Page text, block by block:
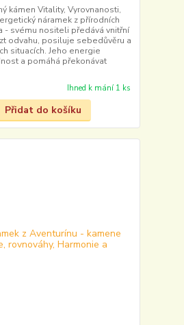
kámen Vitality, Vyrovnanosti,
náramek z přírodních
- svému nositeli předává vnitřní
odvahu, posiluje sebedůvěru a
situacích. Jeho energie
a pomáhá překonávat
Ihned k mání 1 ks
Přidat do košíku